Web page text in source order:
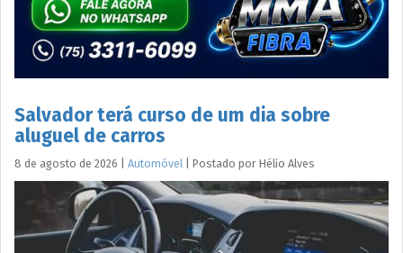
Salvador terá curso de um dia sobre
aluguel de carros
8 de agosto de 2026 Automóvel Postado por Hélio Alves